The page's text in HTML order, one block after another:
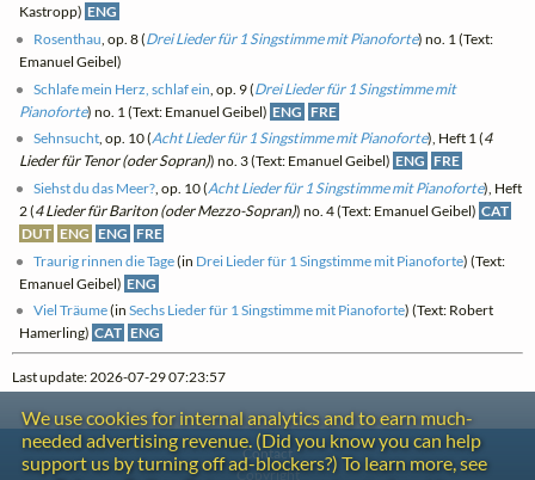
Kastropp) ENG
Rosenthau, op. 8 (Drei Lieder für 1 Singstimme mit Pianoforte) no. 1 (Text:
Emanuel Geibel)
Schlafe mein Herz, schlaf ein , op. 9 (Drei Lieder für 1 Singstimme mit
Pianoforte) no. 1 (Text: Emanuel Geibel) ENG FRE
Sehnsucht, op. 10 (Acht Lieder für 1 Singstimme mit Pianoforte), Heft 1 (4
Lieder für Tenor (oder Sopran)) no. 3 (Text: Emanuel Geibel) ENG FRE
Siehst du das Meer?, op. 10 (Acht Lieder für 1 Singstimme mit Pianoforte), Heft
2 (4 Lieder für Bariton (oder Mezzo-Sopran)) no. 4 (Text: Emanuel Geibel) CAT
DUT ENG ENG FRE
Traurig rinnen die Tage(in Drei Lieder für 1 Singstimme mit Pianoforte) (Text:
Emanuel Geibel) ENG
Viel Träume(inSechs Lieder für 1 Singstimme mit Pianoforte) (Text: Robert
Hamerling) CAT ENG
Last update: 2026-07-29 07:23:57
We use cookies for internal analytics and to earn much-
needed advertising revenue. (Did you know you can help
support us by turning off ad-blockers?) To learn more, see
Contact
Copyright